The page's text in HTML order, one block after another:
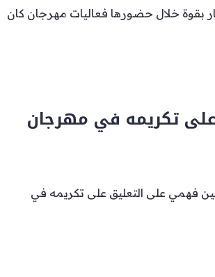
بقوة خلال حضورها فعاليات مهرجان كان
تكريمه في مهرجان
فهمي على التعليق على تكريمه في